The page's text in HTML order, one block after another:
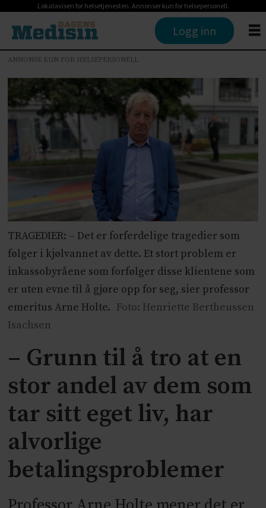
Lokalavisen for helsetjenesten. Annonser kun for helsepersonell.
Logg inn
ANNONSE KUN FOR HELSEPERSONELL
TRAGEDIER: – Det er forferdelige tragedier som
følger i kjølvannet av dette. Et stort problem er
inkassobyråene som forfølger disse klientene som
er uten evne til å gjøre opp for seg, sier professor
emeritus Arne Holte. Foto: Henriette Bertheussen
Isachsen
– Grunn til å tro at en
stor andel av dem som
tar sitt eget liv, har
alvorlige
betalingsproblemer